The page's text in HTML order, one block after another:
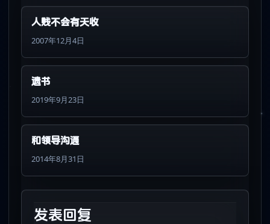
人贱不会有天收
2007年12月4日
遗书
2019年9月23日
和领导沟通
2014年8月31日
发表回复